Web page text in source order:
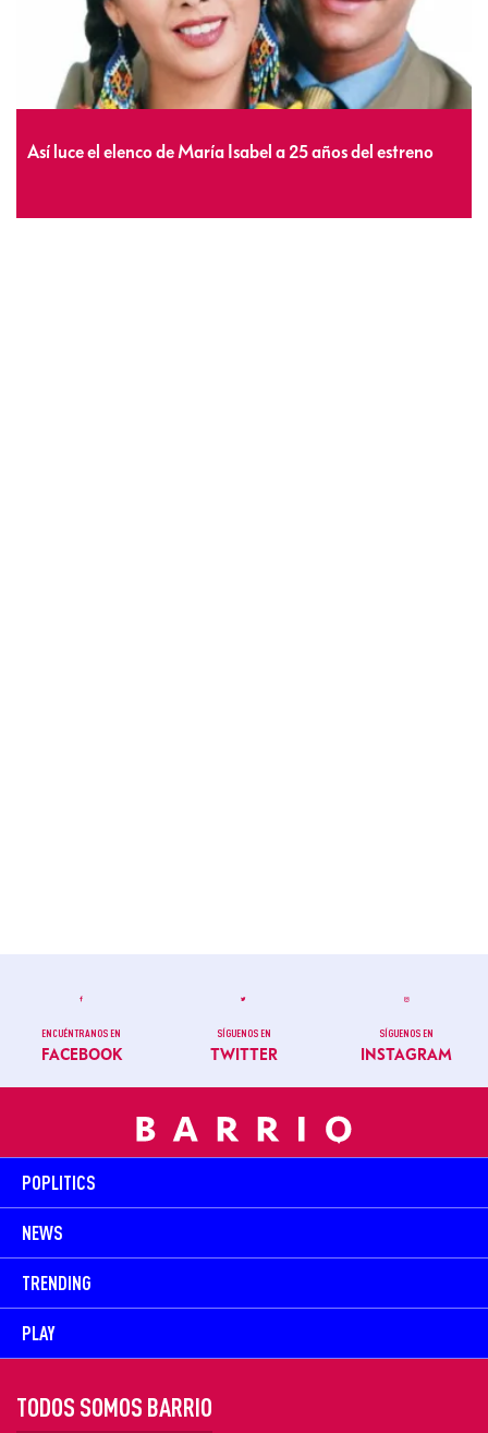
Así luce el elenco de María Isabel a 25 años del estreno
ENCUÉNTRANOS EN
FACEBOOK
SÍGUENOS EN
TWITTER
SÍGUENOS EN
INSTAGRAM
POPLITICS
NEWS
TRENDING
PLAY
TODOS SOMOS BARRIO